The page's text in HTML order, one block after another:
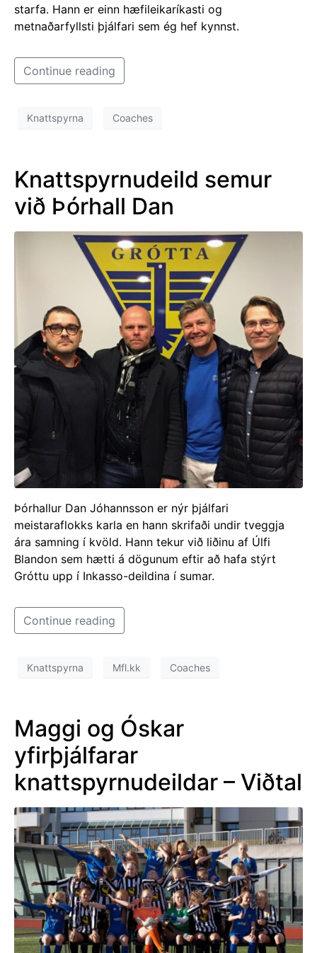
starfa. Hann er einn hæfileikaríkasti og
metnaðarfyllsti þjálfari sem ég hef kynnst.
Continue reading
Knattspyrna Coaches
Knattspyrnudeild semur
við Þórhall Dan
Þórhallur Dan Jóhannsson er nýr þjálfari
meistaraflokks karla en hann skrifaði undir tveggja
ára samning í kvöld. Hann tekur við liðinu af Úlfi
Blandon sem hætti á dögunum eftir að hafa stýrt
Gróttu upp í Inkasso-deildina í sumar.
Continue reading
Knattspyrna Mfl.kk Coaches
Maggi og Óskar
yfirþjálfarar
knattspyrnudeildar – Viðtal